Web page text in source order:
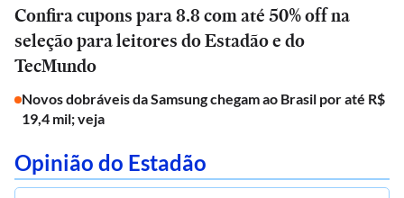
Confira cupons para 8.8 com até 50% off na
seleção para leitores do Estadão e do
TecMundo
Novos dobráveis da Samsung chegam ao Brasil por até R$
19,4 mil; veja
Opinião do Estadão